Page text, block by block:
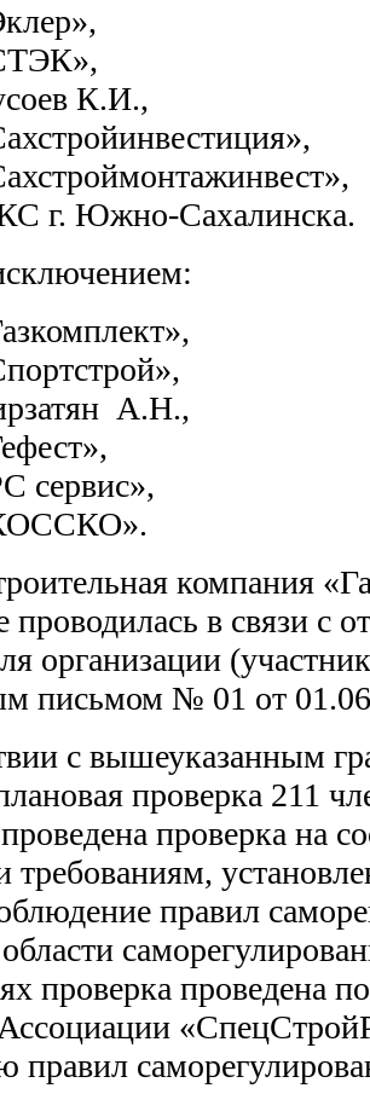
К.И.,
г. Южно-Сахалинска.
А.Н.,
сервис»,
компания
проводилась в связи с
организации
письмом № 01 от
с вышеуказанным
проверка 211
проверка на
требованиям,
правил
проверка проведена
правил